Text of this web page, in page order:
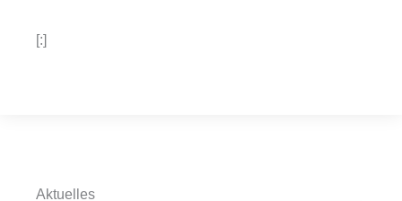
[:]
Aktuelles